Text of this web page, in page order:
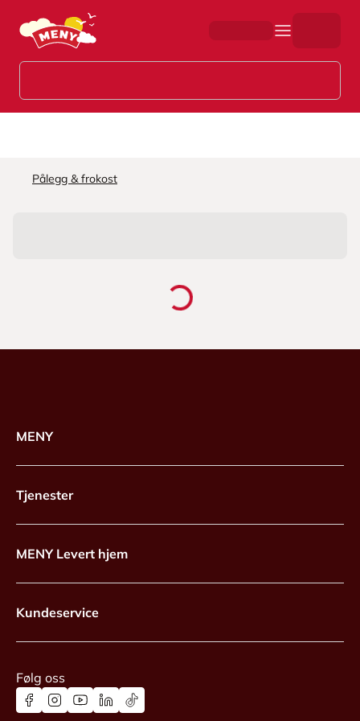
Hopp til hovedinnhold
Pålegg & frokost
MENY
Tjenester
MENY Levert hjem
Kundeservice
Følg oss